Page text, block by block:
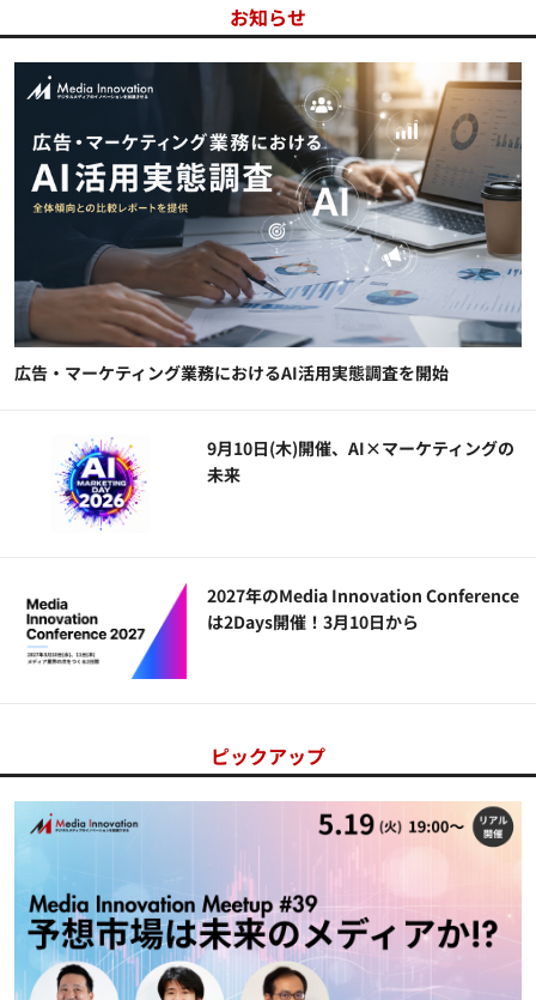
お知らせ
広告・マーケティング業務におけるAI活用実態調査を開始
9月10日(木)開催、AI×マーケティングの
未来
2027年のMedia Innovation Conference
は2Days開催！3月10日から
ピックアップ